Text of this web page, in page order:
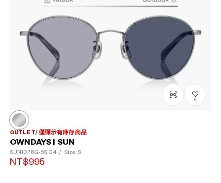
6
OUTLET 僅顯示有庫存商品
OWNDAYS | SUN
SUN1078G-5S C4 / Size: S
NT$995